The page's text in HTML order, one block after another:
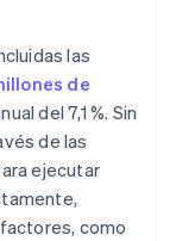
las
de
del 7,1 %. Sin
de las
ejecutar
como